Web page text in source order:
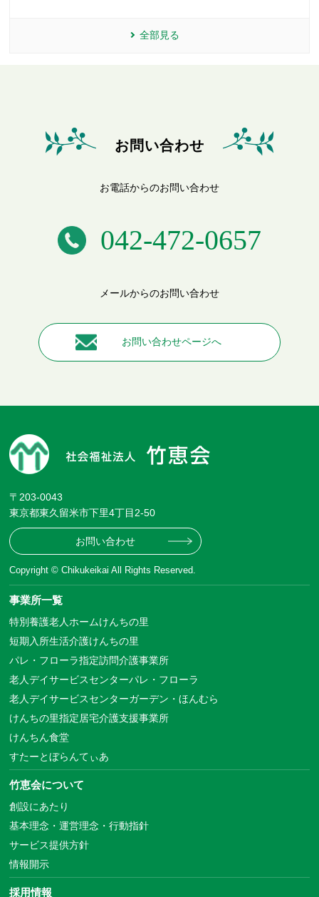
全部見る
お問い合わせ
お電話からのお問い合わせ
042-472-0657
メールからのお問い合わせ
お問い合わせページへ
〒203-0043
東京都東久留米市下里4丁目2-50
お問い合わせ
Copyright © Chikukeikai All Rights Reserved.
事業所一覧
特別養護老人ホームけんちの里
短期入所生活介護けんちの里
パレ・フローラ指定訪問介護事業所
老人デイサービスセンターパレ・フローラ
老人デイサービスセンターガーデン・ほんむら
けんちの里指定居宅介護支援事業所
けんちん食堂
すたーとぼらんてぃあ
竹恵会について
創設にあたり
基本理念・運営理念・行動指針
サービス提供方針
情報開示
採用情報